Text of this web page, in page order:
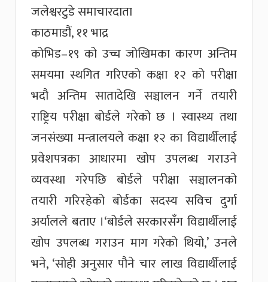
जलेश्वरटुडे समाचारदाता
काठमाडौं, ११ भाद्र
कोभिड–१९ को उच्च जोखिमका कारण अन्तिम
समयमा स्थगित गरिएको कक्षा १२ को परीक्षा
भदौ अन्तिम सातादेखि सञ्चालन गर्ने तयारी
राष्ट्रिय परीक्षा बोर्डले गरेको छ । स्वास्थ्य तथा
जनसंख्या मन्त्रालयले कक्षा १२ का विद्यार्थीलाई
प्रवेशपत्रका आधारमा खोप उपलब्ध गराउने
व्यवस्था गरेपछि बोर्डले परीक्षा सञ्चालनको
तयारी गरिरहेको बोर्डका सदस्य सविच दुर्गा
अर्यालले बताए ।‘बोर्डले सरकारसँग विद्यार्थीलाई
खोप उपलब्ध गराउन माग गरेको थियो,’ उनले
भने, ‘सोही अनुसार पौने चार लाख विद्यार्थीलाई